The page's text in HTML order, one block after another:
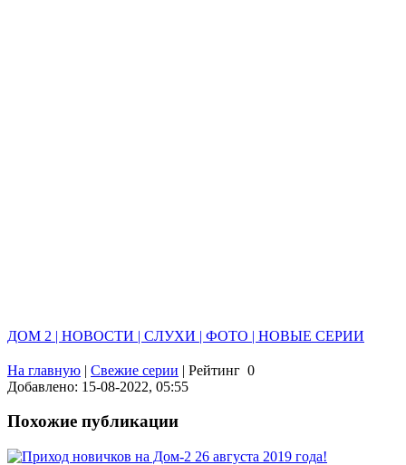
ДОМ 2 | НОВОСТИ | СЛУХИ | ФОТО | НОВЫЕ СЕРИИ
На главную | Свежие серии | Рейтинг 0
Добавлено: 15-08-2022, 05:55
Похожие публикации